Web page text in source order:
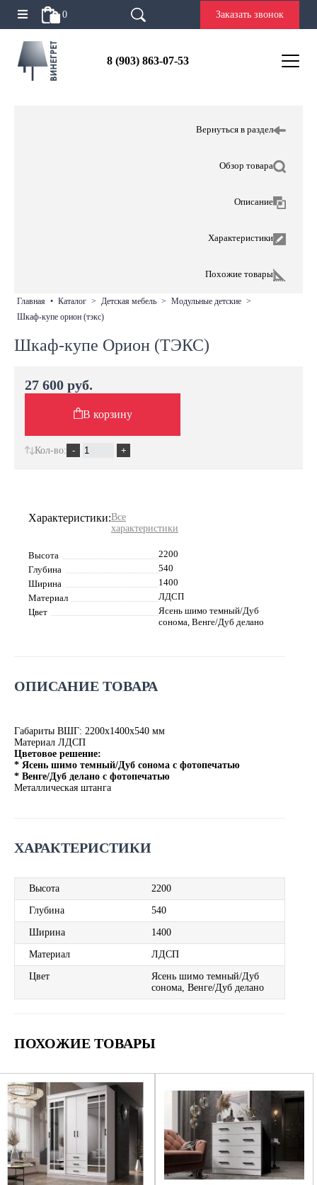
0 Заказать звонок
8 (903) 863-07-53
Вернуться в раздел
Обзор товара
Описание
Характеристики
Похожие товары
главная • каталог > детская мебель > модульные детские >
шкаф-купе орион (тэкс)
Шкаф-купе Орион (ТЭКС)
Характеристики:Все
характеристики
Высота
2200
Глубина
540
Ширина
1400
Материал
ЛДСП
Цвет
Ясень шимо темный/Дуб
сонома, Венге/Дуб делано
ОПИСАНИЕ ТОВАРА
Габариты ВШГ: 2200х1400х540 мм
Материал ЛДСП
Цветовое решение:
* Ясень шимо темный/Дуб сонома с фотопечатью
* Венге/Дуб делано с фотопечатью
Металлическая штанга
ХАРАКТЕРИСТИКИ
Высота 2200
Глубина 540
Ширина 1400
Материал ЛДСП
Цвет
Ясень шимо темный/Дуб
сонома, Венге/Дуб делано
ПОХОЖИЕ ТОВАРЫ
27 600 руб.
В корзину
Кол-во: